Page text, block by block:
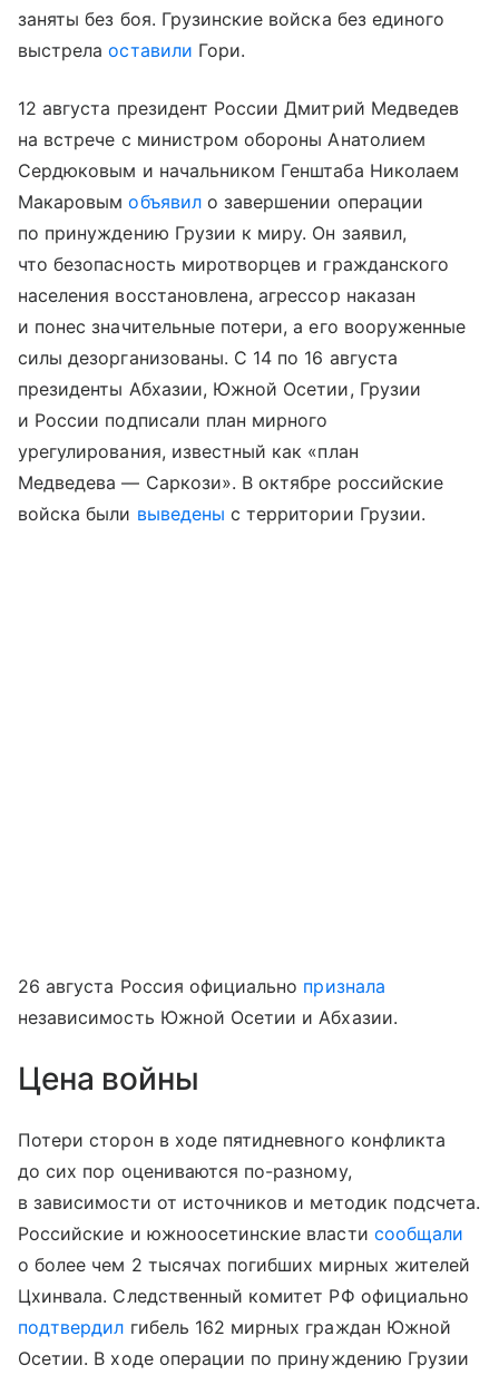
заняты без боя. Грузинские войска без единого
выстрелаоставили Гори.
12 августа президент России Дмитрий Медведев
на встрече с министром обороны Анатолием
Сердюковым и начальником Генштаба Николаем
Макаровымобъявило завершении операции
по принуждению Грузии к миру. Он заявил,
что безопасность миротворцев и гражданского
населения восстановлена, агрессор наказан
и понес значительные потери, а его вооруженные
силы дезорганизованы. С 14 по 16 августа
президенты Абхазии, Южной Осетии, Грузии
и России подписали план мирного
урегулирования, известный как «план
Медведева — Саркози». В октябре российские
войска были выведены с территории Грузии.
26 августа Россия официально признала
независимость Южной Осетии и Абхазии.
Цена войны
Потери сторон в ходе пятидневного конфликта
до сих пор оцениваются по-разному,
в зависимости от источников и методик подсчета.
Российские и южноосетинские власти сообщали
о более чем 2 тысячах погибших мирных жителей
Цхинвала. Следственный комитет РФ официально
подтвердил гибель 162 мирных граждан Южной
Осетии. В ходе операции по принуждению Грузии